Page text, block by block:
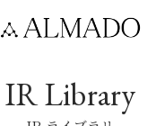
IR Library